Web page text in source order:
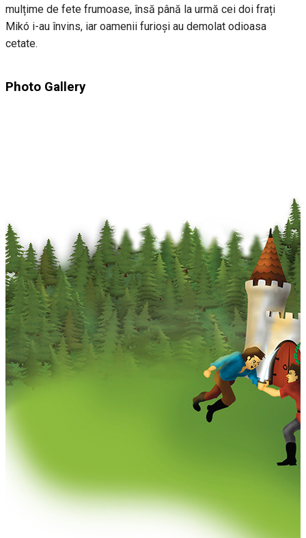
mulțime de fete frumoase, însă până la urmă cei doi frați
Mikó i-au învins, iar oamenii furioși au demolat odioasa
cetate.
Photo Gallery